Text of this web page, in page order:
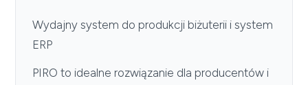
Wydajny system do produkcji biżuterii i system
ERP
PIRO to idealne rozwiązanie dla producentów i